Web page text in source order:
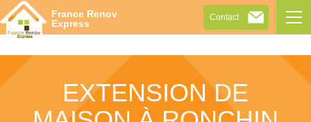
Contact
France Renov
Express
EXTENSION DE